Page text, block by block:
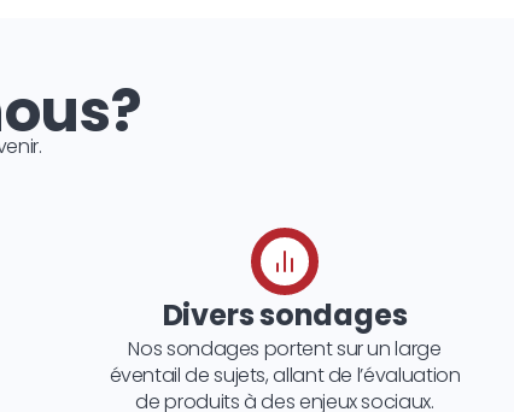
Divers sondages
Nos sondages portent sur un large
éventail de sujets, allant de l’évaluation
de produits à des enjeux sociaux.